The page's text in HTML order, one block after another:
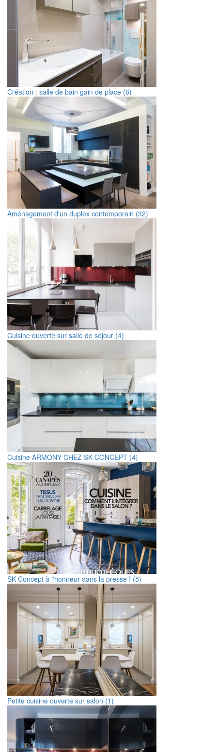
Création : salle de bain gain de place (6)
Aménagement d'un duplex contemporain (32)
Cuisine ouverte sur salle de séjour (4)
Cuisine ARMONY CHEZ SK CONCEPT (4)
SK Concept à l'honneur dans la presse ! (5)
Petite cuisine ouverte sur salon (1)